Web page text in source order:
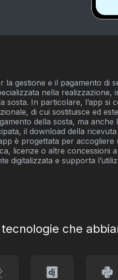
la gestione e il pagamento di
nella realizzazione,
sosta. In particolare, l’app si
di cui sostituisce ed
della sosta, ma anche
il download della
è progettata per accogliere
licenze o altre concessioni
digitalizzata e supporta
tecnologie che